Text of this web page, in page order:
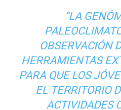
“LA
OBSERVACIÓN
HERRAMIENTAS
PARA QUE LOS
EL TERRITORIO
ACTIVIDADES